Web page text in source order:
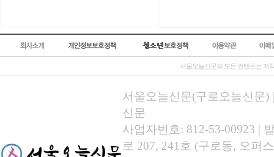
서울오늘신문의 모든 컨텐츠는 저
서울오늘신문(구로오늘신문)
신문
사업자번호: 812-53-00923 |
로 207, 241호 (구로동, 오퍼